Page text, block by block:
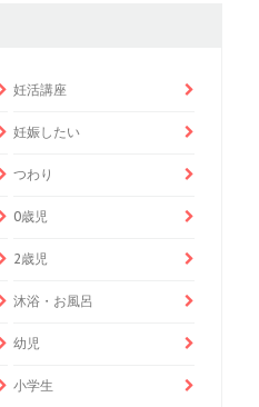
妊活講座
妊娠したい
つわり
0歳児
2歳児
沐浴・お風呂
幼児
小学生